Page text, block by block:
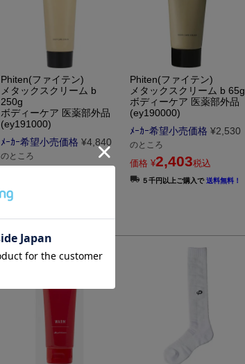
Phiten(ファイテン)
メタックスクリーム b
250g
ボディーケア 医薬部外品
(ey191000)
ﾒｰｶｰ希望小売価格 ¥4,840
のところ
５千円以上ご購入で
Phiten(ファイテン)
メタックスクリーム b 65g
ボディーケア 医薬部外品
(ey190000)
ﾒｰｶｰ希望小売価格 ¥2,530
のところ
価格 ¥2,403税込
５千円以上ご購入で送料無料！